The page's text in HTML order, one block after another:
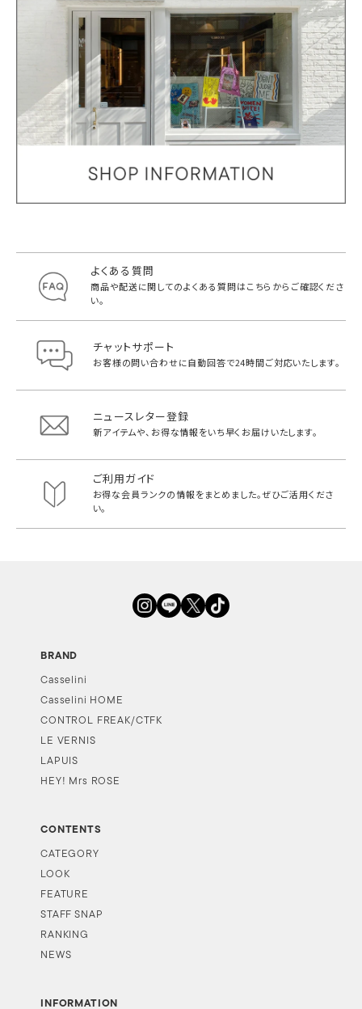
よくある質問
商品や配送に関してのよくある質問はこちらからご確認くださ
い。
チャットサポート
お客様の問い合わせに自動回答で24時間ご対応いたします。
ニュースレター登録
新アイテムや、お得な情報をいち早く お届けいたします。
ご利用ガイド
お得な会員ランクの情報をまとめました。ぜひご活用くださ
い。
BRAND
Casselini
Casselini HOME
CONTROL FREAK/CTFK
LE VERNIS
LAPUIS
HEY! Mrs ROSE
CONTENTS
CATEGORY
LOOK
FEATURE
STAFF SNAP
RANKING
NEWS
INFORMATION